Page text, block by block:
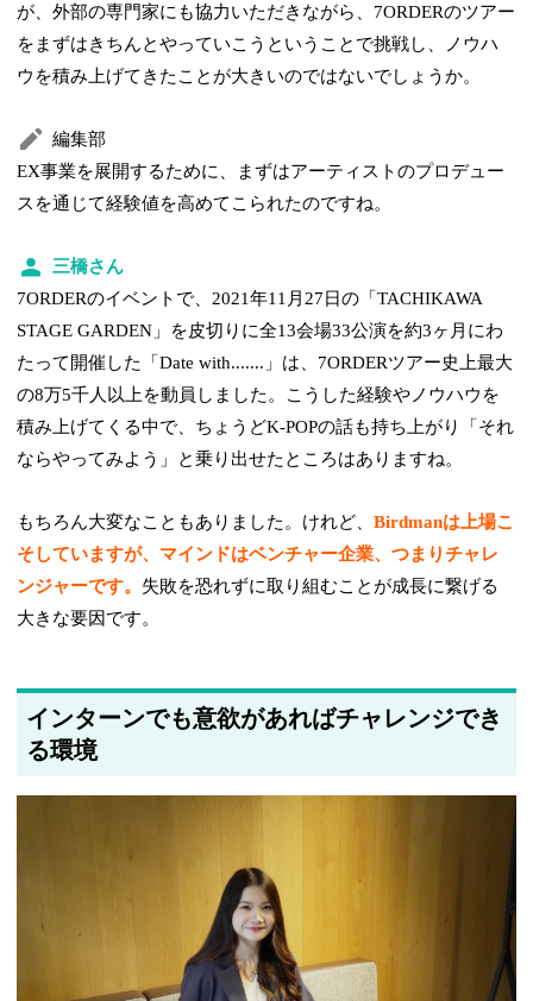
が、外部の専門家にも協力いただきながら、7ORDERのツアー
をまずはきちんとやっていこうということで挑戦し、ノウハ
ウを積み上げてきたことが大きいのではないでしょうか。
編集部
EX事業を展開するために、まずはアーティストのプロデュー
スを通じて経験値を高めてこられたのですね。
三橋さん
7ORDERのイベントで、2021年11月27日の「TACHIKAWA
STAGE GARDEN」を皮切りに全13会場33公演を約3ヶ月にわ
たって開催した「Date with.......」は、7ORDERツアー史上最大
の8万5千人以上を動員しました。こうした経験やノウハウを
積み上げてくる中で、ちょうどK-POPの話も持ち上がり「それ
ならやってみよう」と乗り出せたところはありますね。
もちろん大変なこともありました。けれど、Birdmanは上場こ
そしていますが、マインドはベンチャー企業、つまりチャレ
ンジャーです。 失敗を恐れずに取り組むことが成長に繋げる
大きな要因です。
インターンでも意欲があればチャレンジでき
る環境